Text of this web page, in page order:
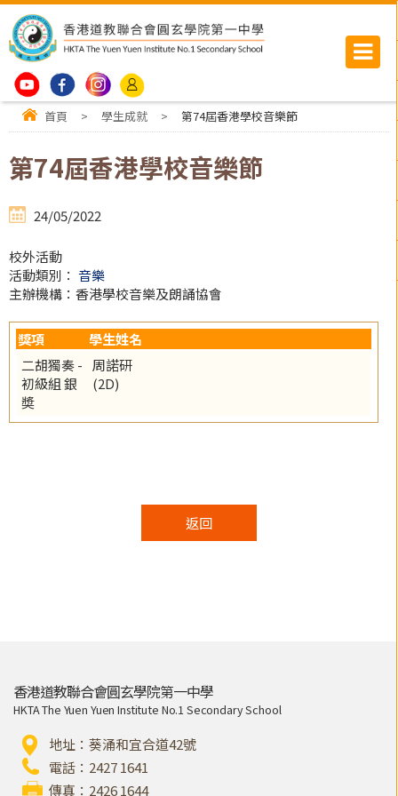
首頁 > 學生成就 > 第74屆香港學校音樂節
第74屆香港學校音樂節
24/05/2022
校外活動
活動類別： 音樂
主辦機構：香港學校音樂及朗誦協會
獎項
學生姓名
二胡獨奏 -
初級組 銀
奬
周諾研
(2D)
返回
香港道教聯合會圓玄學院第一中學
HKTA The Yuen Yuen Institute No.1 Secondary School
地址：葵涌和宜合道42號
電話：2427 1641
傳真：2426 1644